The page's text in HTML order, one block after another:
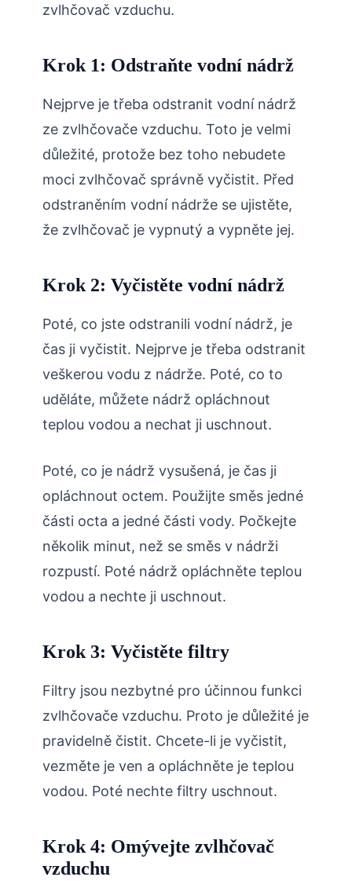
zvlhčovač vzduchu.
Krok 1: Odstraňte vodní nádrž
Nejprve je třeba odstranit vodní nádrž
ze zvlhčovače vzduchu. Toto je velmi
důležité, protože bez toho nebudete
moci zvlhčovač správně vyčistit. Před
odstraněním vodní nádrže se ujistěte,
že zvlhčovač je vypnutý a vypněte jej.
Krok 2: Vyčistěte vodní nádrž
Poté, co jste odstranili vodní nádrž, je
čas ji vyčistit. Nejprve je třeba odstranit
veškerou vodu z nádrže. Poté, co to
uděláte, můžete nádrž opláchnout
teplou vodou a nechat ji uschnout.
Poté, co je nádrž vysušená, je čas ji
opláchnout octem. Použijte směs jedné
části octa a jedné části vody. Počkejte
několik minut, než se směs v nádrži
rozpustí. Poté nádrž opláchněte teplou
vodou a nechte ji uschnout.
Krok 3: Vyčistěte filtry
Filtry jsou nezbytné pro účinnou funkci
zvlhčovače vzduchu. Proto je důležité je
pravidelně čistit. Chcete-li je vyčistit,
vezměte je ven a opláchněte je teplou
vodou. Poté nechte filtry uschnout.
Krok 4: Omývejte zvlhčovač
vzduchu